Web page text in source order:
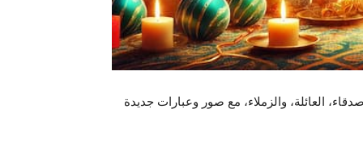
بمناسبة العام الجديد 2025. تهنئة للأصدقاء، العائلة، والزملاء، مع صور وعبارات جديدة